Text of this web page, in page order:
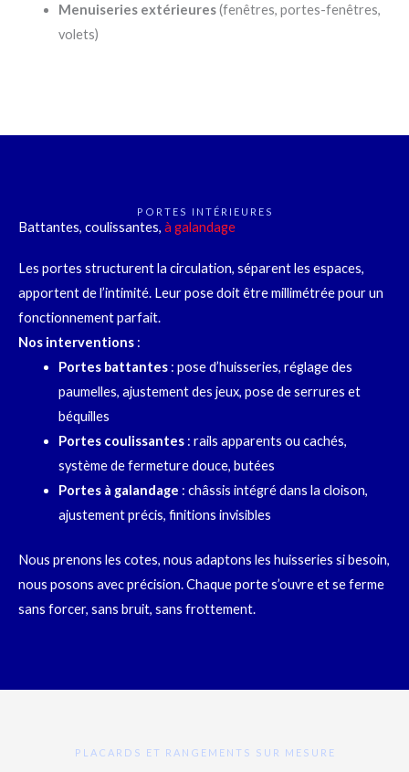
Menuiseries extérieures(fenêtres, portes-fenêtres,
volets)
PORTES INTÉRIEURES
Battantes, coulissantes, à galandage
Les portes structurent la circulation, séparent les espaces,
apportent de l’intimité. Leur pose doit être millimétrée pour un
fonctionnement parfait.
Nos interventions :
Portes battantes: pose d’huisseries, réglage des
paumelles, ajustement des jeux, pose de serrures et
béquilles
Portes coulissantes: rails apparents ou cachés,
système de fermeture douce, butées
Portes à galandage : châssis intégré dans la cloison,
ajustement précis, finitions invisibles
Nous prenons les cotes, nous adaptons les huisseries si besoin,
nous posons avec précision. Chaque porte s’ouvre et se ferme
sans forcer, sans bruit, sans frottement.
PLACARDS ET RANGEMENTS SUR MESURE